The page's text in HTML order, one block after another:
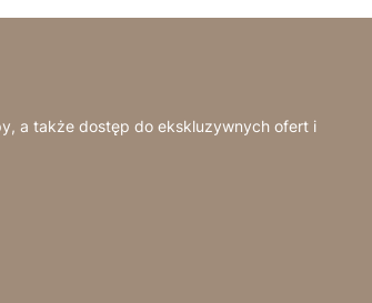
a także dostęp do ekskluzywnych ofert i